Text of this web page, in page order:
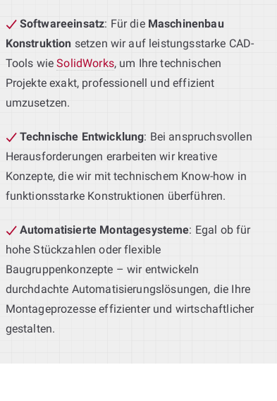
Softwareeinsatz: Für die Maschinenbau
Konstruktion setzen wir auf leistungsstarke CAD-
Tools wieSolidWorks, um Ihre technischen
Projekte exakt, professionell und effizient
umzusetzen.
Technische Entwicklung: Bei anspruchsvollen
Herausforderungen erarbeiten wir kreative
Konzepte, die wir mit technischem Know-how in
funktionsstarke Konstruktionen überführen.
Automatisierte Montagesysteme: Egal ob für
hohe Stückzahlen oder flexible
Baugruppenkonzepte – wir entwickeln
durchdachte Automatisierungslösungen, die Ihre
Montageprozesse effizienter und wirtschaftlicher
gestalten.